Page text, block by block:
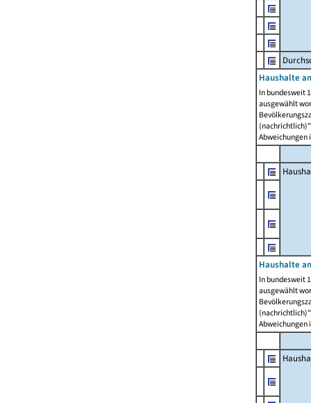
Haushalte
In bundesweit
ausgewählt
Abweichungen
Haushalte
In bundesweit
ausgewählt
Abweichungen